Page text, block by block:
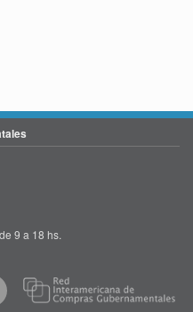
9 a 18 hs.